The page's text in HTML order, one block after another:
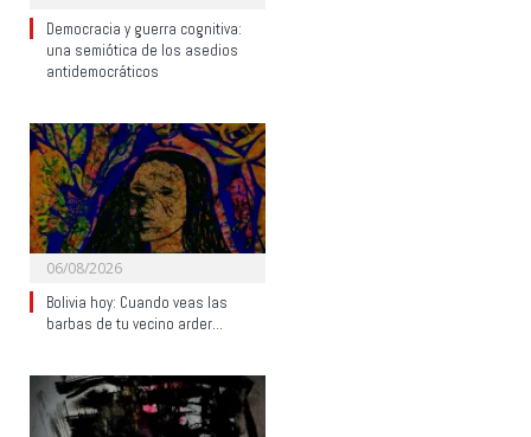
Democracia y guerra cognitiva:
una semiótica de los asedios
antidemocráticos
06/08/2026
Bolivia hoy: Cuando veas las
barbas de tu vecino arder…